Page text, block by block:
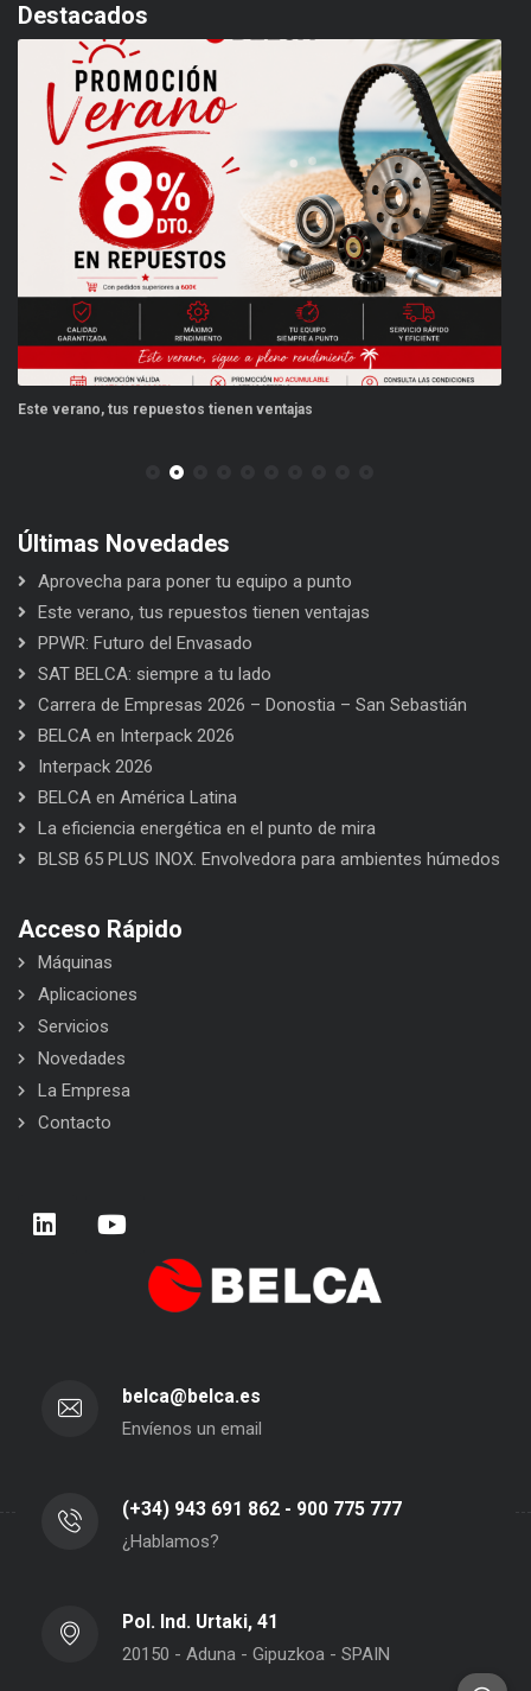
Destacados
Este verano, tus repuestos tienen ventajas
Últimas Novedades
Aprovecha para poner tu equipo a punto
Este verano, tus repuestos tienen ventajas
PPWR: Futuro del Envasado
SAT BELCA: siempre a tu lado
Carrera de Empresas 2026 – Donostia – San Sebastián
BELCA en Interpack 2026
Interpack 2026
BELCA en América Latina
La eficiencia energética en el punto de mira
BLSB 65 PLUS INOX. Envolvedora para ambientes húmedos
Acceso Rápido
Máquinas
Aplicaciones
Servicios
Novedades
La Empresa
Contacto
belca@belca.es
Envíenos un email
(+34) 943 691 862 - 900 775 777
¿Hablamos?
Pol. Ind. Urtaki, 41
20150 - Aduna - Gipuzkoa - SPAIN